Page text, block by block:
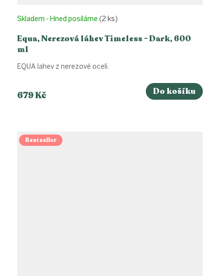
Equa, Nerezová láhev Timeless - Dark, 600
ml
Skladem - Hned posíláme (2 ks)
679 Kč Do košíku
EQUA lahev z nerezové oceli.
Bestseller